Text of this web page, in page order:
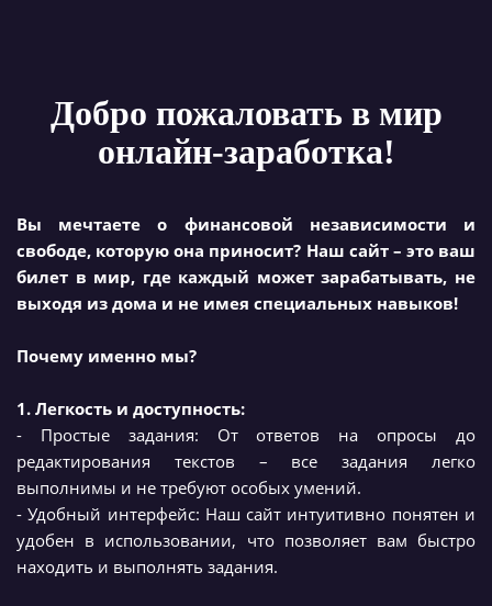
Добро пожаловать в мир
онлайн-заработка!
Вы мечтаете о финансовой независимости и
свободе, которую она приносит? Наш сайт – это ваш
билет в мир, где каждый может зарабатывать, не
выходя из дома и не имея специальных навыков!
Почему именно мы?
1. Легкость и доступность:
- Простые задания: От ответов на опросы до
редактирования текстов – все задания легко
выполнимы и не требуют особых умений.
- Удобный интерфейс: Наш сайт интуитивно понятен и
удобен в использовании, что позволяет вам быстро
находить и выполнять задания.